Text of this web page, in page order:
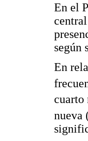
En el
según
En
cuarto
nueva